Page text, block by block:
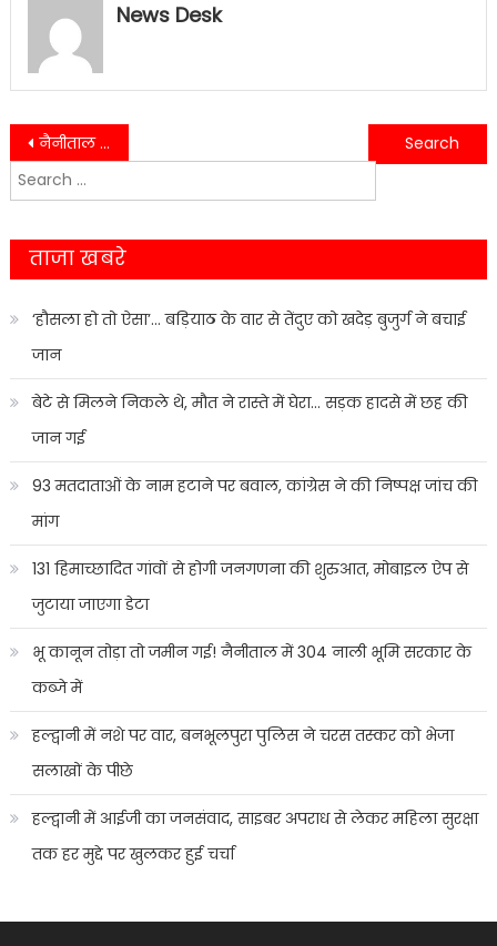
News Desk
Post
navigation
नैनीताल में SHG उत्पादों की चमक, बायर-सेलर मीट में स्थानीय हुनर ने खींचा ध्यान
हल्द्वानी से पहाड़ जाने वालों के लिए जरूरी खबर,वीकेंड पर ट्रैफिक व्यवस्था में बड़ा बदलाव
Search
for:
ताजा खबरे
‘हौसला हो तो ऐसा’… बड़ियाठ के वार से तेंदुए को खदेड़ बुजुर्ग ने बचाई
जान
बेटे से मिलने निकले थे, मौत ने रास्ते में घेरा… सड़क हादसे में छह की
जान गई
93 मतदाताओं के नाम हटाने पर बवाल, कांग्रेस ने की निष्पक्ष जांच की
मांग
131 हिमाच्छादित गांवों से होगी जनगणना की शुरुआत, मोबाइल ऐप से
जुटाया जाएगा डेटा
भू कानून तोड़ा तो जमीन गई! नैनीताल में 304 नाली भूमि सरकार के
कब्जे में
हल्द्वानी में नशे पर वार, बनभूलपुरा पुलिस ने चरस तस्कर को भेजा
सलाखों के पीछे
हल्द्वानी में आईजी का जनसंवाद, साइबर अपराध से लेकर महिला सुरक्षा
तक हर मुद्दे पर खुलकर हुई चर्चा